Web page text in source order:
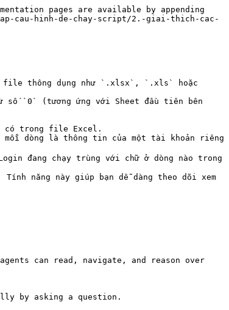
pages are available by appending
cau-hinh-de-chay-script/2.-giai-thich-cac-
file thông dụng như `.xlsx`, `.xls` hoặc
`0` (tương ứng với Sheet đầu tiên bên
đang chạy trùng với chữ ở dòng nào trong
năng này giúp bạn dễ dàng theo dõi xem
can read, navigate, and reason over
by asking a question.